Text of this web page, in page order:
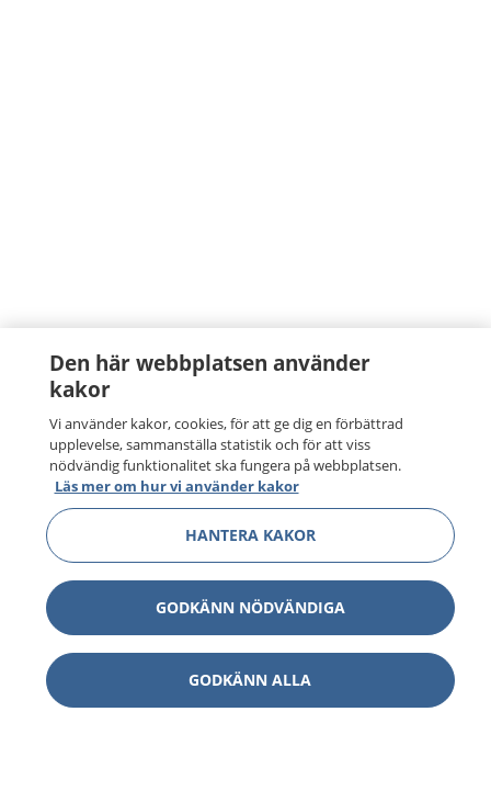
Den här webbplatsen använder
kakor
Vi använder kakor, cookies, för att ge dig en förbättrad
upplevelse, sammanställa statistik och för att viss
nödvändig funktionalitet ska fungera på webbplatsen.
Läs mer om hur vi använder kakor
HANTERA KAKOR
GODKÄNN NÖDVÄNDIGA
GODKÄNN ALLA